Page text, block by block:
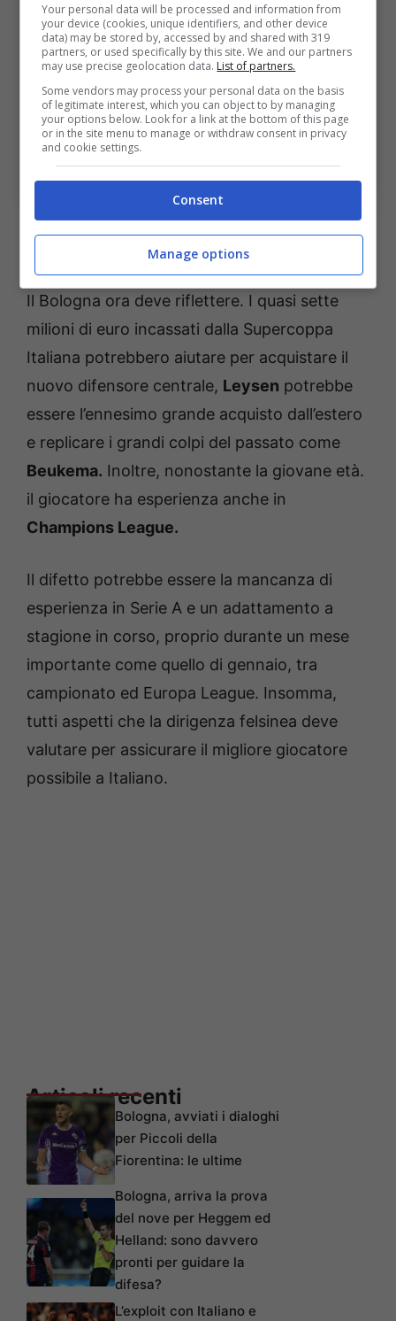
Bologna, i numeri di Leysen. Bolognasportnews(Foto
di Omar Havana/Getty Images Via One Football)
Gli svantaggi e i vantaggi del colpo
Leysen per il Bologna
Il Bologna ora deve riflettere. I quasi sette
milioni di euro incassati dalla Supercoppa
Italiana potrebbero aiutare per acquistare il
nuovo difensore centrale, Leysen potrebbe
essere l’ennesimo grande acquisto dall’estero
e replicare i grandi colpi del passato come
Beukema. Inoltre, nonostante la giovane età.
il giocatore ha esperienza anche in
Champions League.
Il difetto potrebbe essere la mancanza di
esperienza in Serie A e un adattamento a
stagione in corso, proprio durante un mese
importante come quello di gennaio, tra
campionato ed Europa League. Insomma,
tutti aspetti che la dirigenza felsinea deve
valutare per assicurare il migliore giocatore
possibile a Italiano.
Articoli recenti
Bologna, avviati i dialoghi
per Piccoli della
Fiorentina: le ultime
Bologna, arriva la prova
del nove per Heggem ed
Helland: sono davvero
pronti per guidare la
difesa?
L’exploit con Italiano e
Your personal data will be processed and information from
your device (cookies, unique identifiers, and other device
data) may be stored by, accessed by and shared with 319
partners, or used specifically by this site. We and our partners
may use precise geolocation data. List of partners.
Some vendors may process your personal data on the basis
of legitimate interest, which you can object to by managing
your options below. Look for a link at the bottom of this page
or in the site menu to manage or withdraw consent in privacy
and cookie settings.
Consent
Manage options